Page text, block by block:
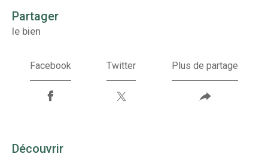
partager
le bien
Facebook Twitter Plus de partage
découvrir